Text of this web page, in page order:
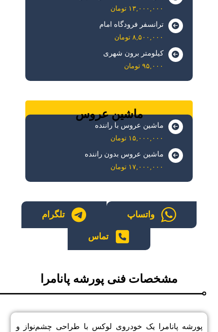
۱۳,۰۰۰,۰۰۰ تومان
ترانسفر فرودگاه امام
۸,۵۰۰,۰۰۰ تومان
کیلومتر برون شهری
۹۵,۰۰۰ تومان
ماشین عروس
ماشین عروس با راننده
۱۵,۰۰۰,۰۰۰ تومان
ماشین عروس بدون راننده
۱۷,۰۰۰,۰۰۰ تومان
واتساپ تلگرام
تماس
مشخصات فنی پورشه پانامرا
پورشه پانامرا یک خودروی لوکس با طراحی چشم‌نواز و